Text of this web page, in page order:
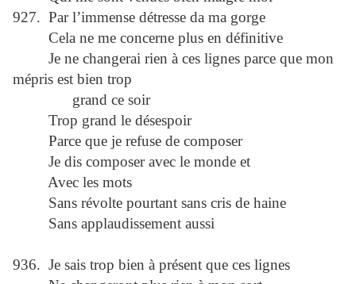
927. Par l’immense détresse da ma gorge
Cela ne me concerne plus en définitive
Je ne changerai rien à ces lignes parce que mon
mépris est bien trop
grand ce soir
Trop grand le désespoir
Parce que je refuse de composer
Je dis composer avec le monde et
Avec les mots
Sans révolte pourtant sans cris de haine
Sans applaudissement aussi
936. Je sais trop bien à présent que ces lignes